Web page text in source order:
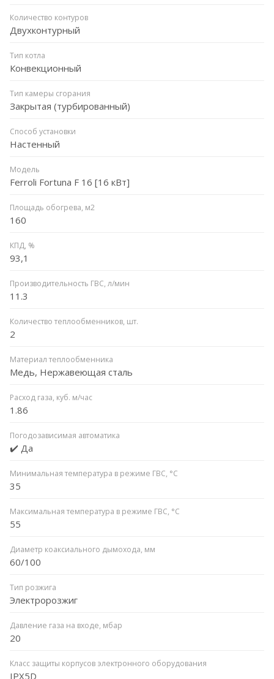
Количество контуров
Двухконтурный
Тип котла
Конвекционный
Тип камеры сгорания
Закрытая (турбированный)
Способ установки
Настенный
Модель
Ferroli Fortuna F 16 [16 кВт]
Площадь обогрева, м2
160
КПД, %
93,1
Производительность ГВС, л/мин
11.3
Количество теплообменников, шт.
2
Материал теплообменника
Медь, Нержавеющая сталь
Расход газа, куб. м/час
1.86
Погодозависимая автоматика
✔️ Да
Минимальная температура в режиме ГВС, °C
35
Максимальная температура в режиме ГВС, °C
55
Диаметр коаксиального дымохода, мм
60/100
Тип розжига
Электророзжиг
Давление газа на входе, мбар
20
Класс защиты корпусов электронного оборудования
IPX5D